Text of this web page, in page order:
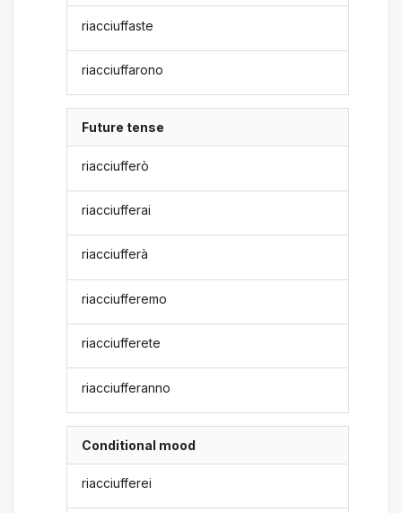
riacciuffaste
riacciuffarono
Future tense
riacciufferò
riacciufferai
riacciufferà
riacciufferemo
riacciufferete
riacciufferanno
Conditional mood
riacciufferei